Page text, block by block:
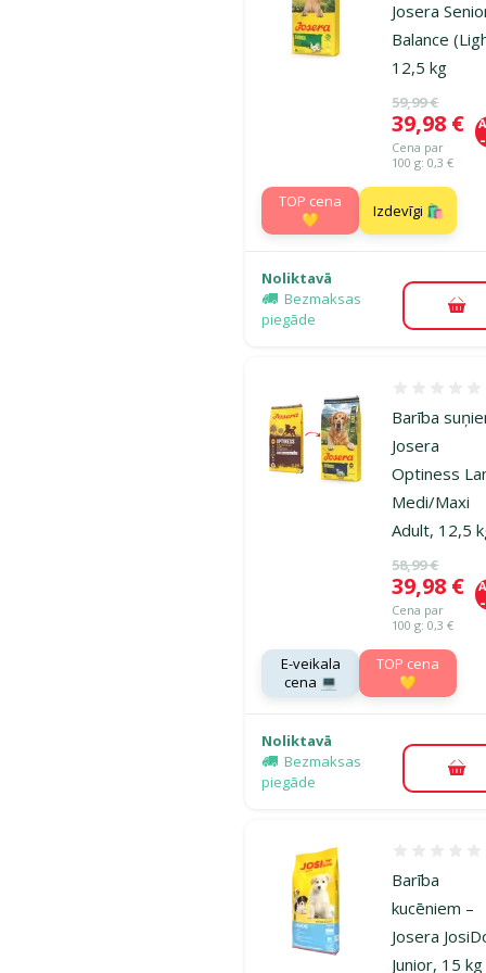
Josera
Balance
12,5 kg
Oriģinālā
59,99 €
Cena
39,98 €
Cena par
100 g: 0,3 €
TOP cena
💛
Izdevīgi 🛍️
Noliktavā
Bezmaksas
piegāde
Barība
Josera
Optiness
Medi/Maxi
Adult, 12,5
Oriģinālā
58,99 €
Cena
39,98 €
Cena par
100 g: 0,3 €
E-veikala
cena 💻
TOP cena
💛
Noliktavā
Bezmaksas
piegāde
Barība
kucēniem –
Josera
Junior, 15 kg